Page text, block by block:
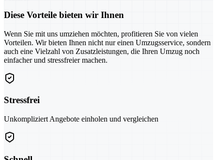
Diese Vorteile bieten wir Ihnen
Wenn Sie mit uns umziehen möchten, profitieren Sie von vielen
Vorteilen. Wir bieten Ihnen nicht nur einen Umzugsservice, sondern
auch eine Vielzahl von Zusatzleistungen, die Ihren Umzug noch
einfacher und stressfreier machen.
Stressfrei
Unkompliziert Angebote einholen und vergleichen